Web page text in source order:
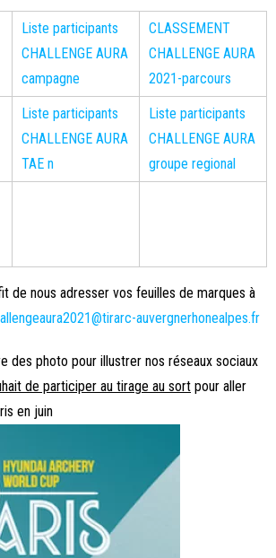
Liste participants
CHALLENGE AURA
campagne
CLASSEMENT
CHALLENGE AURA
2021-parcours
Liste participants
CHALLENGE AURA
TAE n
Liste participants
CHALLENGE AURA
groupe regional
de nous adresser vos feuilles de marques à
auvergnerhonealpes.fr
des photo pour illustrer nos réseaux sociaux
de participer au tirage au sort pour aller
en juin